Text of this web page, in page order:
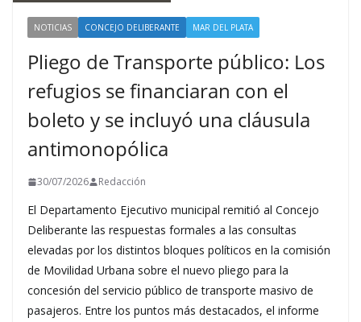
NOTICIAS CONCEJO DELIBERANTE MAR DEL PLATA
Pliego de Transporte público: Los
refugios se financiaran con el
boleto y se incluyó una cláusula
antimonopólica
30/07/2026 Redacción
El Departamento Ejecutivo municipal remitió al Concejo
Deliberante las respuestas formales a las consultas
elevadas por los distintos bloques políticos en la comisión
de Movilidad Urbana sobre el nuevo pliego para la
concesión del servicio público de transporte masivo de
pasajeros. Entre los puntos más destacados, el informe